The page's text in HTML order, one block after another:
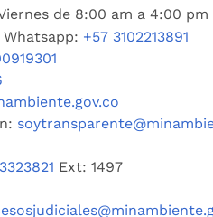
de 8:00 am a 4:00 pm
Whatsapp: +57 3102213891
Ext: 1497